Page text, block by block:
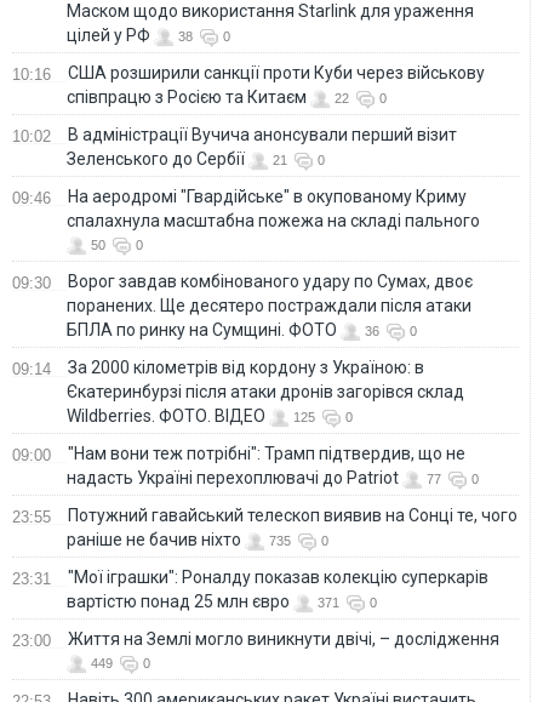
Маском щодо використання Starlink для ураження
цілей у РФ
38 0
10:16
США розширили санкції проти Куби через військову
співпрацю з Росією та Китаєм
22 0
10:02
В адміністрації Вучича анонсували перший візит
Зеленського до Сербії
21 0
09:46
На аеродромі "Гвардійське" в окупованому Криму
спалахнула масштабна пожежа на складі пального
50 0
09:30
Ворог завдав комбінованого удару по Сумах, двоє
поранених. Ще десятеро постраждали після атаки
БПЛА по ринку на Сумщині. ФОТО
36 0
09:14
За 2000 кілометрів від кордону з Україною: в
Єкатеринбурзі після атаки дронів загорівся склад
Wildberries. ФОТО. ВІДЕО
125 0
09:00
"Нам вони теж потрібні": Трамп підтвердив, що не
надасть Україні перехоплювачі до Patriot
77 0
23:55
Потужний гавайський телескоп виявив на Сонці те, чого
раніше не бачив ніхто
735 0
23:31
"Мої іграшки": Роналду показав колекцію суперкарів
вартістю понад 25 млн євро
371 0
23:00 Життя на Землі могло виникнути двічі, – дослідження
449 0